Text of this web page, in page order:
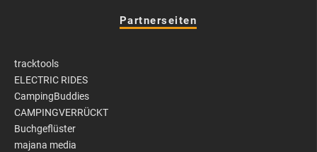
Partnerseiten
tracktools
ELECTRIC RIDES
CampingBuddies
CAMPINGVERRÜCKT
Buchgeflüster
majana media